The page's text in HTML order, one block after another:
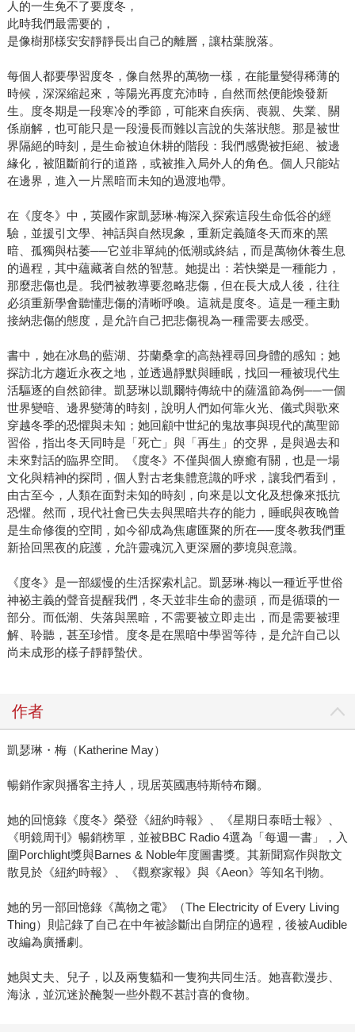
人的一生免不了要度冬，
此時我們最需要的，
是像樹那樣安安靜靜長出自己的離層，讓枯葉脫落。
每個人都要學習度冬，像自然界的萬物一樣，在能量變得稀薄的
時候，深深縮起來，等陽光再度充沛時，自然而然便能煥發新
生。度冬期是一段寒冷的季節，可能來自疾病、喪親、失業、關
係崩解，也可能只是一段漫長而難以言說的失落狀態。那是被世
界隔絕的時刻，是生命被迫休耕的階段：我們感覺被拒絕、被邊
緣化，被阻斷前行的道路，或被推入局外人的角色。個人只能站
在邊界，進入一片黑暗而未知的過渡地帶。
在《度冬》中，英國作家凱瑟琳‧梅深入探索這段生命低谷的經
驗，並援引文學、神話與自然現象，重新定義隨冬天而來的黑
暗、孤獨與枯萎──它並非單純的低潮或終結，而是萬物休養生息
的過程，其中蘊藏著自然的智慧。她提出：若快樂是一種能力，
那麼悲傷也是。我們被教導要忽略悲傷，但在長大成人後，往往
必須重新學會聽懂悲傷的清晰呼喚。這就是度冬。這是一種主動
接納悲傷的態度，是允許自己把悲傷視為一種需要去感受。
書中，她在冰島的藍湖、芬蘭桑拿的高熱裡尋回身體的感知；她
探訪北方趨近永夜之地，並透過靜默與睡眠，找回一種被現代生
活驅逐的自然節律。凱瑟琳以凱爾特傳統中的薩溫節為例──一個
世界變暗、邊界變薄的時刻，說明人們如何靠火光、儀式與歌來
穿越冬季的恐懼與未知；她回顧中世紀的鬼故事與現代的萬聖節
習俗，指出冬天同時是「死亡」與「再生」的交界，是與過去和
未來對話的臨界空間。《度冬》不僅與個人療癒有關，也是一場
文化與精神的探問，個人對古老集體意識的呼求，讓我們看到，
由古至今，人類在面對未知的時刻，向來是以文化及想像來抵抗
恐懼。然而，現代社會已失去與黑暗共存的能力，睡眠與夜晚曾
是生命修復的空間，如今卻成為焦慮匯聚的所在──度冬教我們重
新拾回黑夜的庇護，允許靈魂沉入更深層的夢境與意識。
《度冬》是一部緩慢的生活探索札記。凱瑟琳‧梅以一種近乎世俗
神祕主義的聲音提醒我們，冬天並非生命的盡頭，而是循環的一
部分。而低潮、失落與黑暗，不需要被立即走出，而是需要被理
解、聆聽，甚至珍惜。度冬是在黑暗中學習等待，是允許自己以
尚未成形的樣子靜靜蟄伏。
作者
凱瑟琳・梅（Katherine May）
暢銷作家與播客主持人，現居英國惠特斯特布爾。
她的回憶錄《度冬》榮登《紐約時報》、《星期日泰晤士報》、
《明鏡周刊》暢銷榜單，並被BBC Radio 4選為「每週一書」，入
圍Porchlight獎與Barnes & Noble年度圖書獎。其新聞寫作與散文
散見於《紐約時報》、《觀察家報》與《Aeon》等知名刊物。
她的另一部回憶錄《萬物之電》（The Electricity of Every Living
Thing）則記錄了自己在中年被診斷出自閉症的過程，後被Audible
改編為廣播劇。
她與丈夫、兒子，以及兩隻貓和一隻狗共同生活。她喜歡漫步、
海泳，並沉迷於醃製一些外觀不甚討喜的食物。